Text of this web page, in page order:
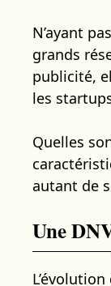
N’ayant
grands
publicité,
les
Quelles
autant de
Une